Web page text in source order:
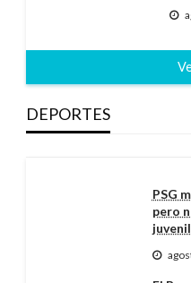
DEPORTES
PSG
pero